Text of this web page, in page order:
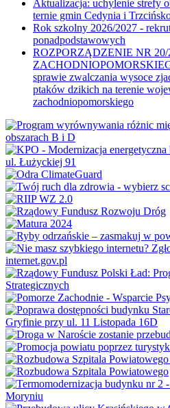
Aktualizacja: uchylenie strefy
ternie gmin Cedynia i
Rok szkolny 2026/2027 -
ponadpodstawowych
ROZPORZĄDZENIE NR
sprawie zwalczania wysoce
ptaków dzikich na terenie
zachodniopomorskiego